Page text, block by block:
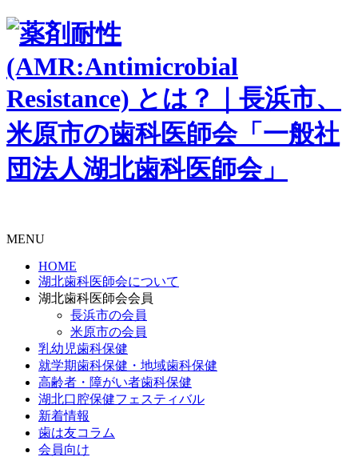
MENU
HOME
湖北歯科医師会について
湖北歯科医師会会員
長浜市の会員
米原市の会員
乳幼児歯科保健
就学期歯科保健・地域歯科保健
高齢者・障がい者歯科保健
湖北口腔保健フェスティバル
新着情報
歯は友コラム
会員向け